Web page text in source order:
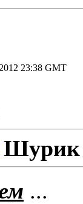
23:38 GMT
...